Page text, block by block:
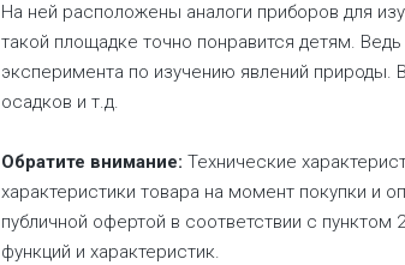
На ней расположены аналоги приборов для
такой площадке точно понравится детям.
эксперимента по изучению явлений природы.
осадков и т.д.
Обратите внимание: Технические
характеристики товара на момент покупки и
публичной офертой в соответствии с
функций и характеристик.